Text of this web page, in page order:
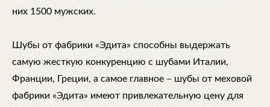
них 1500 мужских.
Шубы от фабрики «Эдита» способны выдержать
самую жесткую конкуренцию с шубами Италии,
Франции, Греции, а самое главное – шубы от меховой
фабрики «Эдита» имеют привлекательную цену для